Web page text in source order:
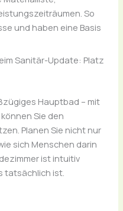
So
und haben eine Basis
Sanitär-Update: Platz
Hauptbad – mit
Sie den
Planen Sie nicht nur
sich Menschen darin
ist intuitiv
tatsächlich ist.